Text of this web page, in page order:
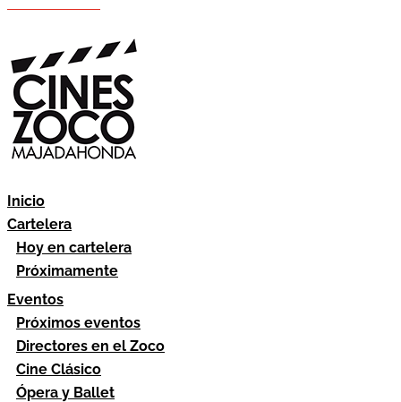
Inicio
Cartelera
Hoy en cartelera
Próximamente
Eventos
Próximos eventos
Directores en el Zoco
Cine Clásico
Ópera y Ballet